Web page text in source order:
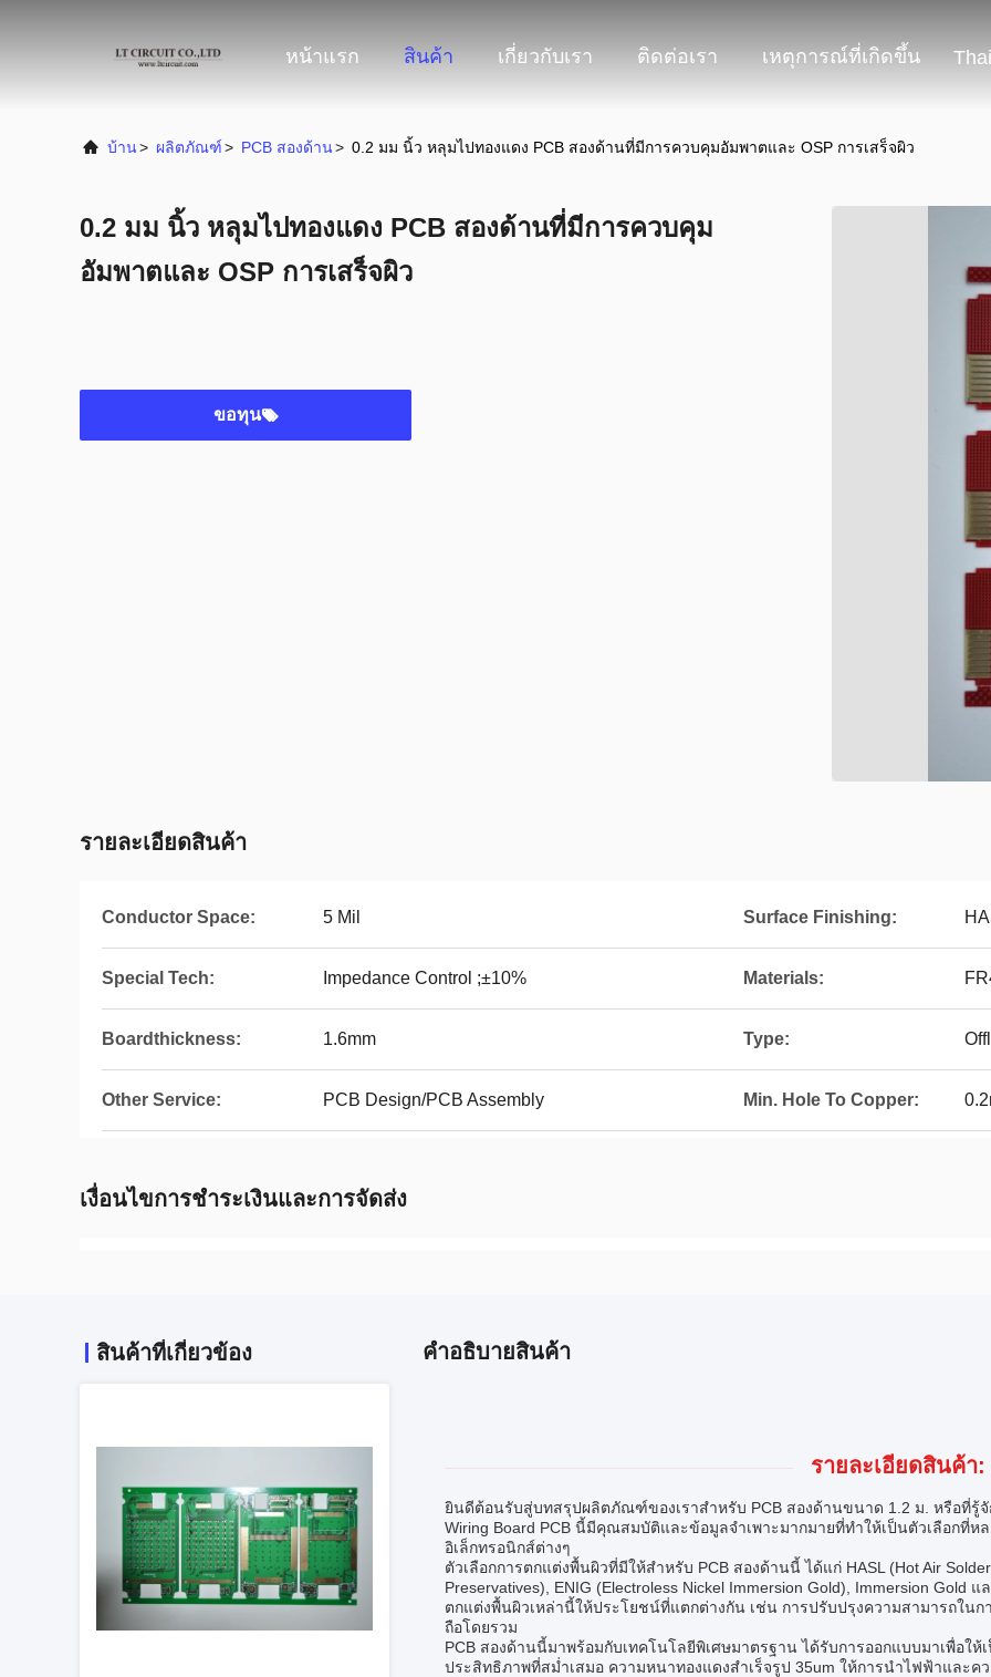
หน้าแรก สินค้า เกี่ยวกับเรา ติดต่อเรา เหตุการณ์ที่เกิดขึ้น Thai
บ้าน> ผลิตภัณฑ์> PCB สองด้าน> 0.2 มม นิ้ว หลุมไปทองแดง PCB สองด้านที่มีการควบคุมอัมพาตและ OSP การเสร็จผิว
0.2 มม นิ้ว หลุมไปทองแดง PCB สองด้านที่มีการควบคุม
อัมพาตและ OSP การเสร็จผิว
ขอทุน
รายละเอียดสินค้า
Conductor Space: 5 Mil Surface Finishing:
Special Tech: Impedance Control ;±10% Materials:
Boardthickness: 1.6mm Type:
Other Service: PCB Design/PCB Assembly Min. Hole To Copper:
เงื่อนไขการชําระเงินและการจัดส่ง
สินค้าที่เกี่ยวข้อง คําอธิบายสินค้า
รายละเอียดสินค้า:
ยินดีต้อนรับสู่บทสรุปผลิตภัณฑ์ของเราสำหรับ PCB สองด้านขนาด 1.2 ม. หรือที่รู้จั
Wiring Board PCB นี้มีคุณสมบัติและข้อมูลจำเพาะมากมายที่ทำให้เป็นตัวเลือกที่ห
อิเล็กทรอนิกส์ต่างๆ
ตัวเลือกการตกแต่งพื้นผิวที่มีให้สำหรับ PCB สองด้านนี้ ได้แก่ HASL (Hot Air
Preservatives), ENIG (Electroless Nickel Immersion Gold), Immersion Gold
ตกแต่งพื้นผิวเหล่านี้ให้ประโยชน์ที่แตกต่างกัน เช่น การปรับปรุงความสามารถใน
ถือโดยรวม
PCB สองด้านนี้มาพร้อมกับเทคโนโลยีพิเศษมาตรฐาน ได้รับการออกแบบมาเพื่อใ
ประสิทธิภาพที่สม่ำเสมอ ความหนาทองแดงสำเร็จรูป 35um ให้การนำไฟฟ้าและ